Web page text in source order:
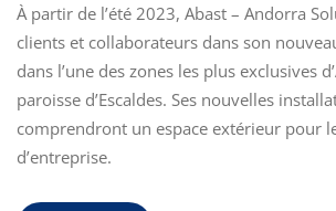
À partir de l’été 2023, Abast – Andorra
clients et collaborateurs dans son
dans l’une des zones les plus exclusives
paroisse d’Escaldes. Ses nouvelles
comprendront un espace extérieur pour
d’entreprise.